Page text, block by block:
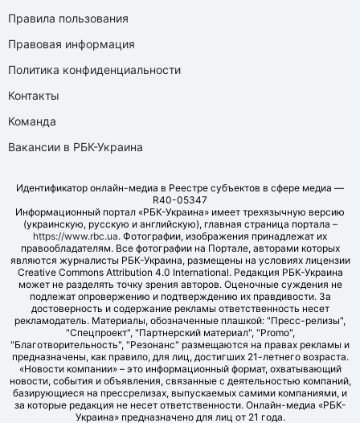
Правила пользования
Правовая информация
Политика конфиденциальности
Контакты
Команда
Вакансии в РБК-Украина
Идентификатор онлайн-медиа в Реестре субъектов в сфере медиа —
R40-05347
Информационный портал «РБК-Украина» имеет трехязычную версию
(украинскую, русскую и английскую), главная страница портала –
https://www.rbc.ua. Фотографии, изображения принадлежат их
правообладателям. Все фотографии на Портале, авторами которых
являются журналисты РБК-Украина, размещены на условиях лицензии
Creative Commons Attribution 4.0 International. Редакция РБК-Украина
может не разделять точку зрения авторов. Оценочные суждения не
подлежат опровержению и подтверждению их правдивости. За
достоверность и содержание рекламы ответственность несет
рекламодатель. Материалы, обозначенные плашкой: "Пресс-релизы",
"Спецпроект", "Партнерский материал", "Promo",
"Благотворительность", "Резонанс" размещаются на правах рекламы и
предназначены, как правило, для лиц, достигших 21-летнего возраста.
«Новости компании» – это информационный формат, охватывающий
новости, события и объявления, связанные с деятельностью компаний,
базирующиеся на прессрелизах, выпускаемых самими компаниями, и
за которые редакция не несет ответственности. Онлайн-медиа «РБК-
Украина» предназначено для лиц от 21 года.